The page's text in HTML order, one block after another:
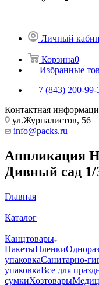
Личный
Корзина0
Избранные
+7 (843) 200-99-
Контактная
ул.Журналистов, 56
info@packs.ru
Аппликация
Дивный сад 1/
Главная
—
Каталог
—
Канцтовары
ПакетыПленки
упаковкаСанитарно-
упаковкаВсе для
сумкиХозтовары